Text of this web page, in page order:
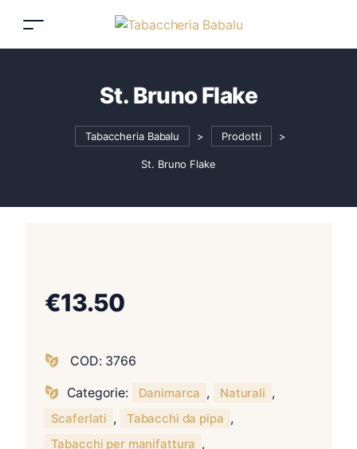
St. Bruno Flake
Tabaccheria Babalu > Prodotti >
St. Bruno Flake
€13.50
COD: 3766
Categorie:
Danimarca , Naturali ,
Scaferlati , Tabacchi da pipa ,
Tabacchi per manifattura ,